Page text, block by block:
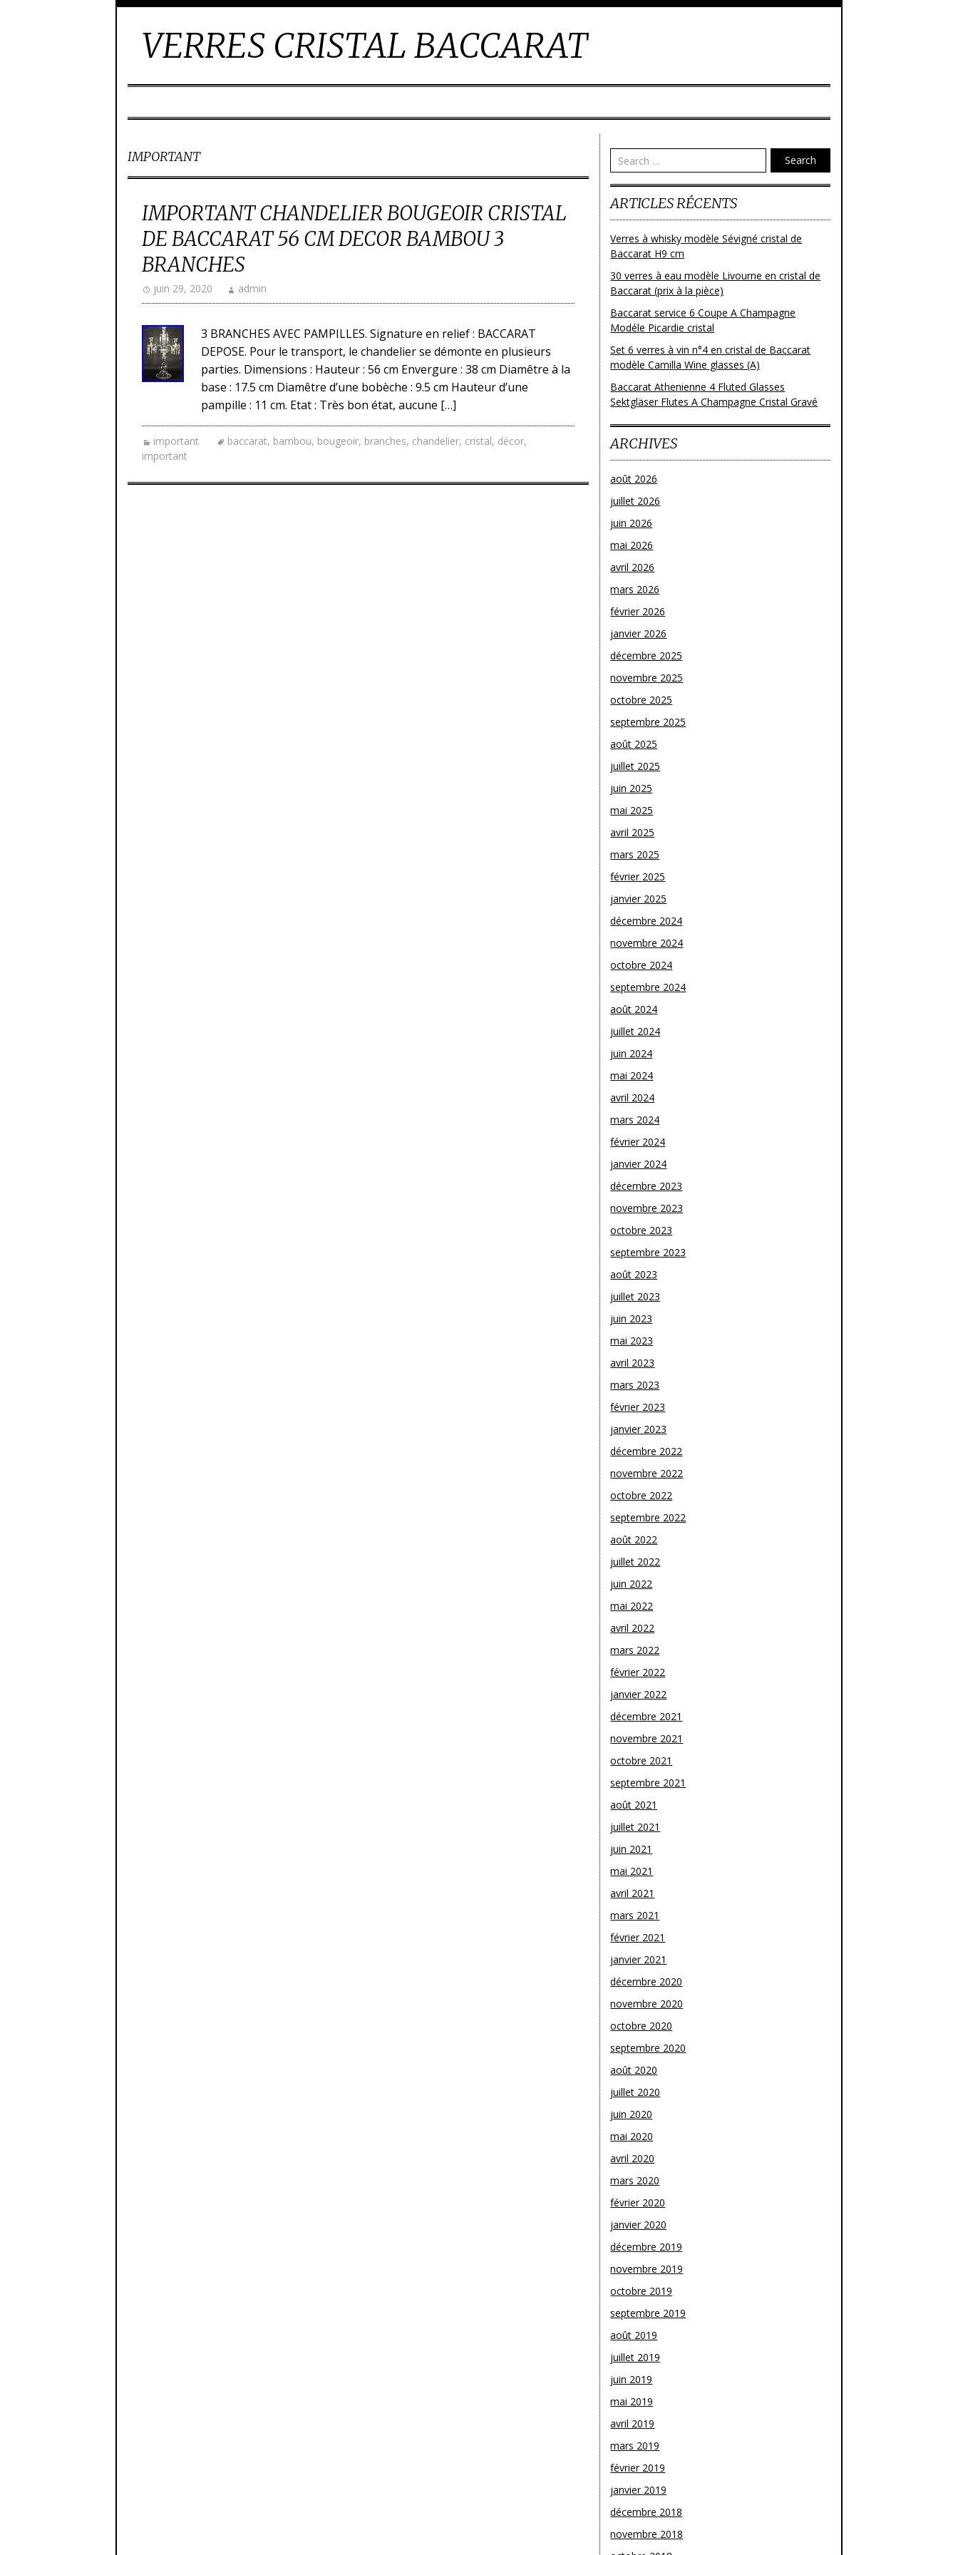
VERRES CRISTAL BACCARAT
IMPORTANT
IMPORTANT CHANDELIER BOUGEOIR CRISTAL
DE BACCARAT 56 CM DECOR BAMBOU 3
BRANCHES
juin 29, 2020 admin
3 BRANCHES AVEC PAMPILLES. Signature en relief : BACCARAT
DEPOSE. Pour le transport, le chandelier se démonte en plusieurs
parties. Dimensions : Hauteur : 56 cm Envergure : 38 cm Diamêtre à la
base : 17.5 cm Diamêtre d’une bobèche : 9.5 cm Hauteur d’une
pampille : 11 cm. Etat : Très bon état, aucune […]
important baccarat, bambou, bougeoir, branches, chandelier, cristal, décor,
important
Search
ARTICLES RÉCENTS
Verres à whisky modèle Sévigné cristal de
Baccarat H9 cm
30 verres à eau modèle Livourne en cristal de
Baccarat (prix à la pièce)
Baccarat service 6 Coupe A Champagne
Modéle Picardie cristal
Set 6 verres à vin n°4 en cristal de Baccarat
modèle Camilla Wine glasses (A)
Baccarat Athenienne 4 Fluted Glasses
Sektgläser Flutes A Champagne Cristal Gravé
ARCHIVES
août 2026
juillet 2026
juin 2026
mai 2026
avril 2026
mars 2026
février 2026
janvier 2026
décembre 2025
novembre 2025
octobre 2025
septembre 2025
août 2025
juillet 2025
juin 2025
mai 2025
avril 2025
mars 2025
février 2025
janvier 2025
décembre 2024
novembre 2024
octobre 2024
septembre 2024
août 2024
juillet 2024
juin 2024
mai 2024
avril 2024
mars 2024
février 2024
janvier 2024
décembre 2023
novembre 2023
octobre 2023
septembre 2023
août 2023
juillet 2023
juin 2023
mai 2023
avril 2023
mars 2023
février 2023
janvier 2023
décembre 2022
novembre 2022
octobre 2022
septembre 2022
août 2022
juillet 2022
juin 2022
mai 2022
avril 2022
mars 2022
février 2022
janvier 2022
décembre 2021
novembre 2021
octobre 2021
septembre 2021
août 2021
juillet 2021
juin 2021
mai 2021
avril 2021
mars 2021
février 2021
janvier 2021
décembre 2020
novembre 2020
octobre 2020
septembre 2020
août 2020
juillet 2020
juin 2020
mai 2020
avril 2020
mars 2020
février 2020
janvier 2020
décembre 2019
novembre 2019
octobre 2019
septembre 2019
août 2019
juillet 2019
juin 2019
mai 2019
avril 2019
mars 2019
février 2019
janvier 2019
décembre 2018
novembre 2018